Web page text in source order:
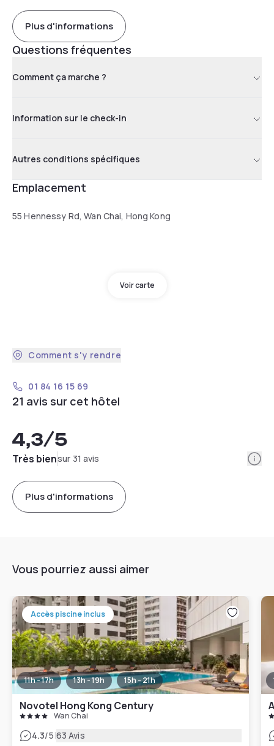
Plus d'informations
Questions fréquentes
Comment ça marche ?
Information sur le check-in
Autres conditions spécifiques
Emplacement
55 Hennessy Rd, Wan Chai, Hong Kong
Voir carte
Comment s'y rendre
01 84 16 15 69
21 avis sur cet hôtel
4,3/5
Très biensur 31 avis
Plus d'informations
Vous pourriez aussi aimer
Accès piscine inclus
11h - 17h 13h - 19h 15h - 21h
Novotel Hong Kong Century
Wan Chai
4.3/5|63 Avis